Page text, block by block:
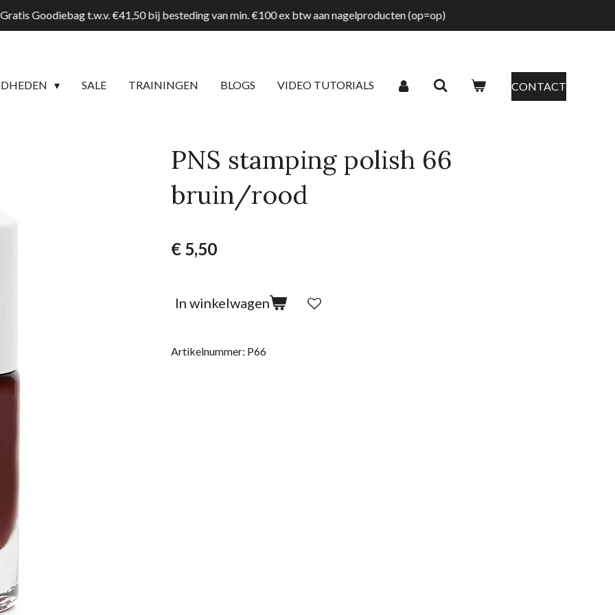
Goodiebag t.w.v. €41,50 bij besteding van min. €100 ex btw aan nagelproducten (op=op)
SALE TRAININGEN BLOGS VIDEO TUTORIALS CONTACT
PNS stamping polish 66
bruin/rood
€ 5,50
In winkelwagen
Artikelnummer: P66